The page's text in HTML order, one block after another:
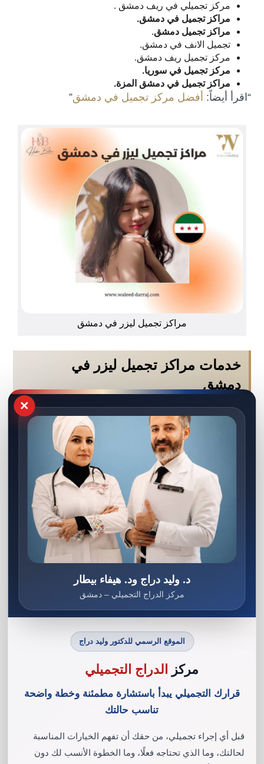
مركز تجميلي في ريف دمشق .
مراكز تجميل في دمشق.
مراكز تجميل دمشق.
تجميل الانف في دمشق.
مركز تجميل ريف دمشق.
مركز تجميل في سوريا.
مراكز تجميل في دمشق المزة.
“اقرأ أيضاً: أفضل مركز تجميل في دمشق”
مراكز تجميل ليزر في دمشق
خدمات مراكز تجميل ليزر في
دمشق
في الواقع يعتبر مركز التجميل مكانًا مهتمًا من أجل
العناية بالجمال وتحسين المظهر الشخصي. كما توفر
مراكز تجميل دمشقخدمات متنوعة تساعد النساء على
العناية ببشرتهم وجسمهم بشكل فعال. تتضمن الخدمات
التي يقدمها مركز التجميل عادة علاجات للبشرة
والشعر، وإزالة الشعر بالليزر، وعمليات التجميل.
وتجدر الإشارة إلى أن عند زيارةمراكز تجميل ليزر في
يمكن للعملاء الاستمتاع بخدمات مخصصة تناسب
احتياجاتهم المحددة. يعمل فريق المتخصصين في المركز
على تقديم النصائح اللازمة للعملاء للحفاظ على جمالهم
الذين يبحثون عن الجمال والتألق الدائم. جدير بالذكر أن
مركز الدكتور وليد دراج للتجميل من أهم
مراكز تجميل
. كما يقدم المركز العديد من الخدمات
×
د. وليد دراج ود. هيفاء بيطار
مركز الدراج التجميلي – دمشق
الموقع الرسمي للدكتور وليد دراج
مركز الدراج التجميلي
قرارك التجميلي يبدأ باستشارة مطمئنة وخطة واضحة
تناسب حالتك
قبل أي إجراء تجميلي، من حقك أن تفهم الخيارات المناسبة
لحالتك، وما الذي تحتاجه فعلًا، وما الخطوة الأنسب لك دون